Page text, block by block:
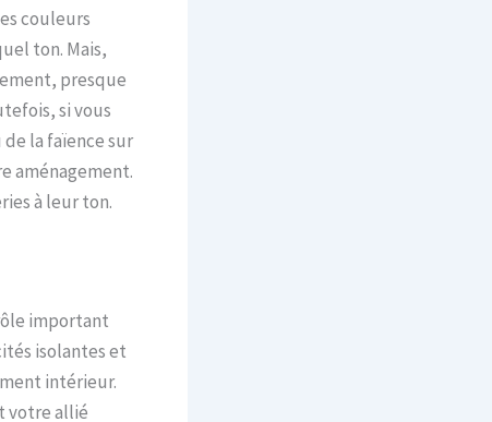
couleurs
ton. Mais,
presque
si vous
la faïence sur
aménagement.
à leur ton.
important
isolantes et
intérieur.
votre allié